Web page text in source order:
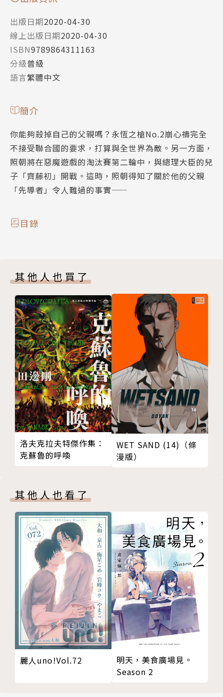
出版日期2020-04-30
線上出版日期2020-04-30
ISBN9789864311163
分級普級
語言繁體中文
簡介
你能夠殺掉自己的父親嗎？永恆之槍No.2崩心禱完全
不接受聯合國的要求，打算與全世界為敵。另一方面，
照朝將在惡魔遊戲的淘汰賽第二輪中，與總理大臣的兒
子「齊藤初」開戰。這時，照朝得知了關於他的父親
「先導者」令人難過的事實――
目錄
其他人也買了
洛夫克拉夫特傑作集：
克蘇魯的呼喚
WET SAND (14)（條
漫版）
其他人也看了
麗人uno!Vol.72
明天，美食廣場見。
Season 2